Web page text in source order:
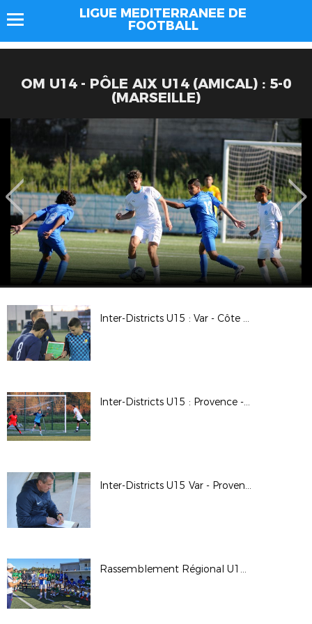
LIGUE MEDITERRANEE DE
FOOTBALL
OM U14 - PÔLE AIX U14 (AMICAL) : 5-0
(MARSEILLE)
Inter-Districts U15 : Var - Côte d'Azur 0-0 (Brignoles)
Inter-Districts U15 : Provence - Côte d'Azur 2-1 (Brignoles)
Inter-Districts U15 Var - Provence 0-1 (Brignoles)
Rassemblement Régional U16 Garçons (Brignoles)